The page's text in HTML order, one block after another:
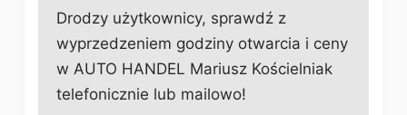
Drodzy użytkownicy, sprawdź z
wyprzedzeniem godziny otwarcia i ceny
w AUTO HANDEL Mariusz Kościelniak
telefonicznie lub mailowo!